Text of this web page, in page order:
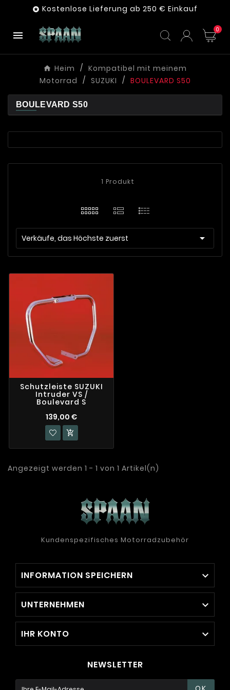
 Kostenlose Lieferung ab 250 € Einkauf
 0
Heim
Kompatibel mit meinem
Motorrad
SUZUKI BOULEVARD S50
BOULEVARD S50
1 Produkt
Verkäufe, das Höchste zuerst 
Schutzleiste SUZUKI
Intruder VS /
Boulevard S
139,00 €

Angezeigt werden 1 - 1 von 1 Artikel(n)
Kundenspezifisches Motorradzubehör
INFORMATION SPEICHERN 
UNTERNEHMEN 
IHR KONTO 
NEWSLETTER